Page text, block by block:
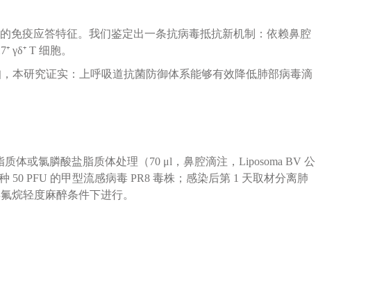
免疫应答特征。我们鉴定出一条抗病毒抵抗新机制：依赖鼻腔
γδ⁺ T 细胞。
本研究证实：上呼吸道抗菌防御体系能够有效降低肺部病毒滴
体或氯膦酸盐脂质体处理（70 μl，鼻腔滴注，Liposoma BV 公
50 PFU 的甲型流感病毒 PR8 毒株；感染后第 1 天取材分离肺
烷轻度麻醉条件下进行。